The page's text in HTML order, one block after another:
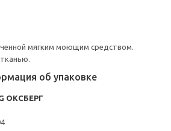
мягким моющим средством.
об упаковке
ОКСБЕРГ